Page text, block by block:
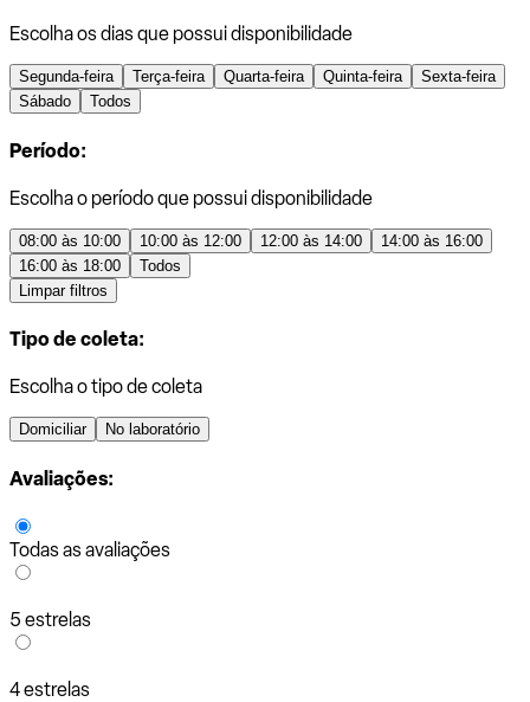
Escolha os dias que possui disponibilidade
Segunda-feira Terça-feira Quarta-feira Quinta-feira
Sexta-feira
Sábado
Todos
Período:
Escolha o período que possui disponibilidade
08:00 às 10:00 10:00 às 12:00 12:00 às 14:00
14:00 às 16:00
16:00 às 18:00
Todos
Limpar filtros
Tipo de coleta:
Escolha o tipo de coleta
Domiciliar No laboratório
Avaliações:
Todas as avaliações
5 estrelas
4 estrelas